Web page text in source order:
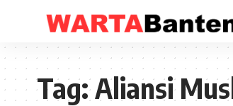
Tag:Aliansi